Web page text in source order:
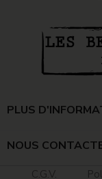
PLUS
NOUS
C.G.V.